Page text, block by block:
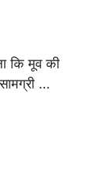
कि मूव की
…